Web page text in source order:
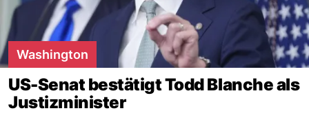
Washington
US-Senat bestätigt Todd Blanche als
Justizminister